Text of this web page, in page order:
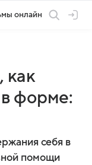
онлайн
как
форме:
себя в
помощи